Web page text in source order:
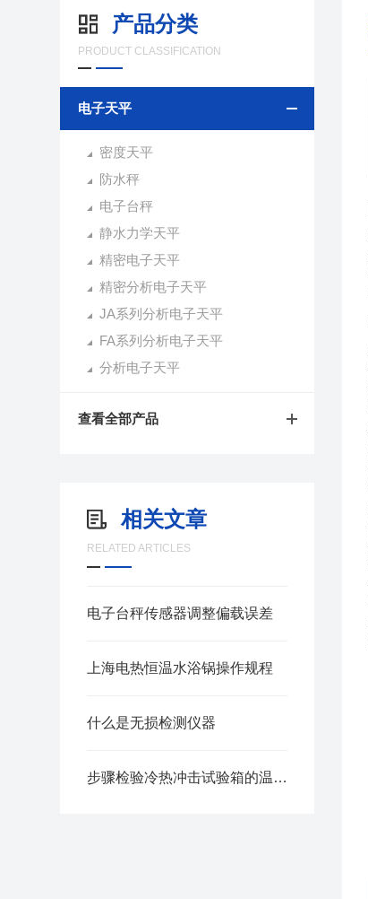
产品分类
PRODUCT CLASSIFICATION
电子天平
密度天平
防水秤
电子台秤
静水力学天平
精密电子天平
精密分析电子天平
JA系列分析电子天平
FA系列分析电子天平
分析电子天平
查看全部产品
相关文章
RELATED ARTICLES
电子台秤传感器调整偏载误差
上海电热恒温水浴锅操作规程
什么是无损检测仪器
步骤检验冷热冲击试验箱的温度恢复时间